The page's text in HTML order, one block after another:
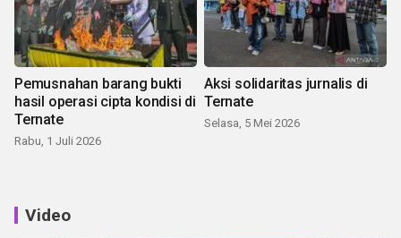
Pemusnahan barang bukti
hasil operasi cipta kondisi di
Ternate
Rabu, 1 Juli 2026
Aksi solidaritas jurnalis di
Ternate
Selasa, 5 Mei 2026
Video